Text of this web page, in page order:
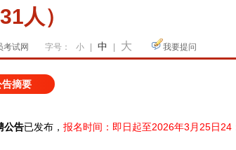
人）
考试网 字号： 小 中 大 我要提问
告摘要
公告已发布， 报名时间：即日起至2026年3月25日24